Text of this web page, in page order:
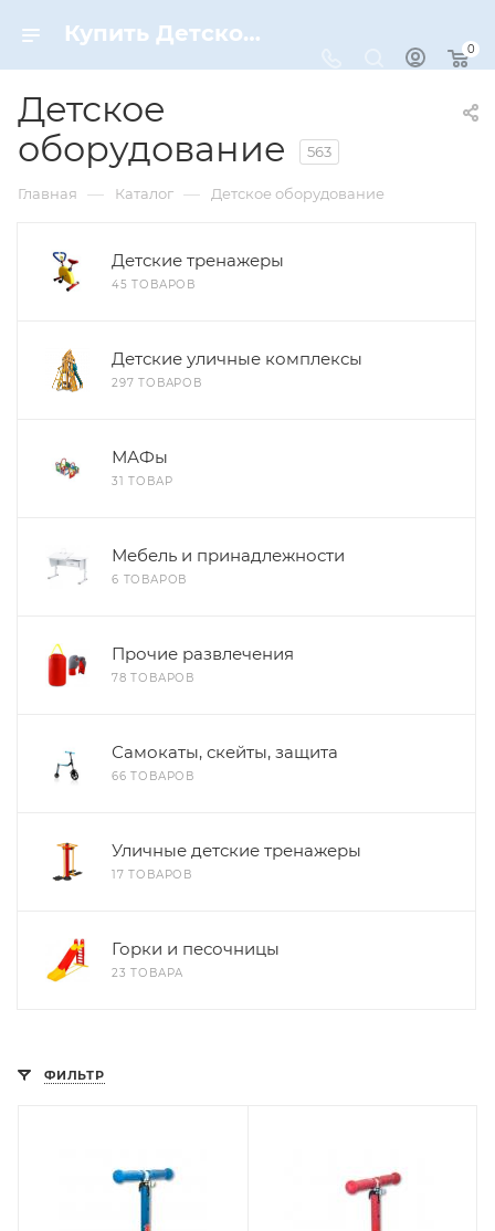
Купить Детское оборудование по цене от 90 ₽ рублей в Москве с доставкой
0
Детское
оборудование
563
Главная — Каталог — Детское оборудование
Детские тренажеры
45 ТОВАРОВ
Детские уличные комплексы
297 ТОВАРОВ
МАФы
31 ТОВАР
Мебель и принадлежности
6 ТОВАРОВ
Прочие развлечения
78 ТОВАРОВ
Самокаты, скейты, защита
66 ТОВАРОВ
Уличные детские тренажеры
17 ТОВАРОВ
Горки и песочницы
23 ТОВАРА
ФИЛЬТР